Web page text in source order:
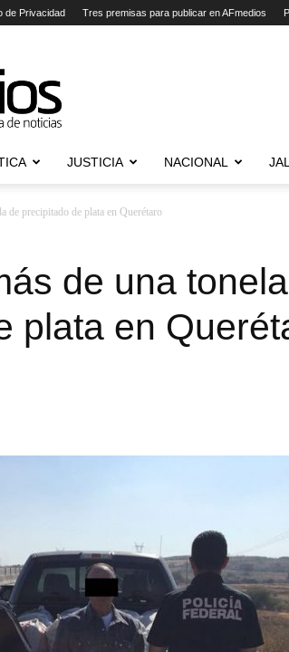
de Privacidad Tres premisas para publicar en AFmedios
JUSTICIA NACIONAL
de precipitado de plata en Querétaro
de una
plata en